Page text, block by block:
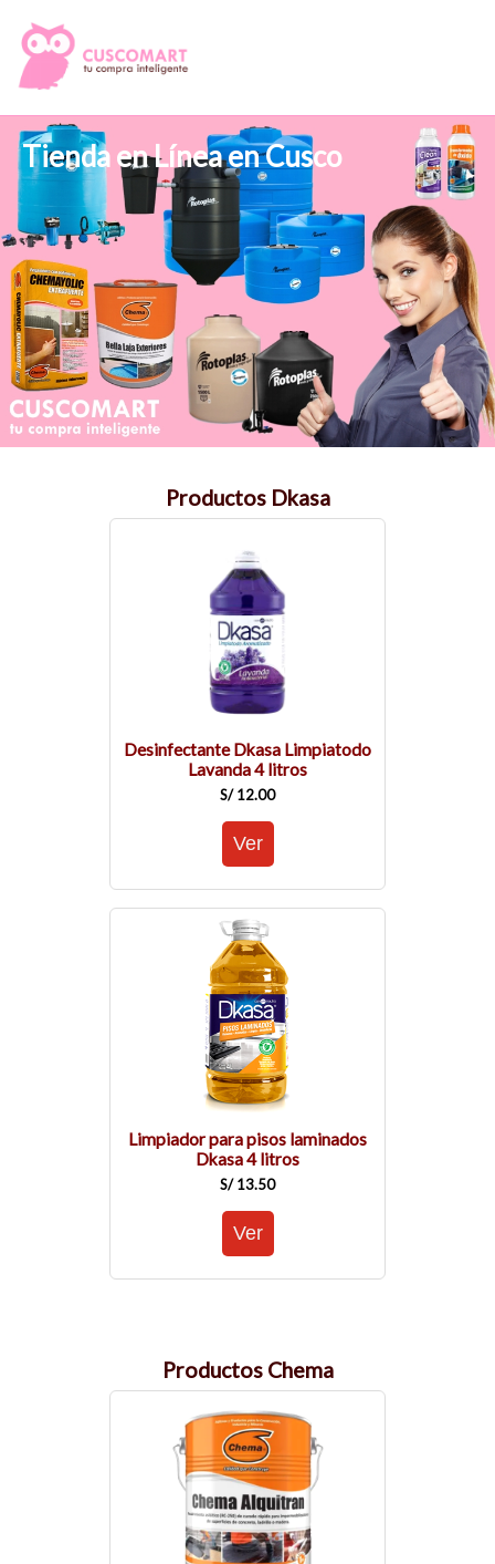
Tienda en Línea en Cusco
Productos Dkasa
Desinfectante Dkasa Limpiatodo
Lavanda 4 litros
S/ 12.00
Limpiador para pisos laminados
Dkasa 4 litros
S/ 13.50
Productos Chema